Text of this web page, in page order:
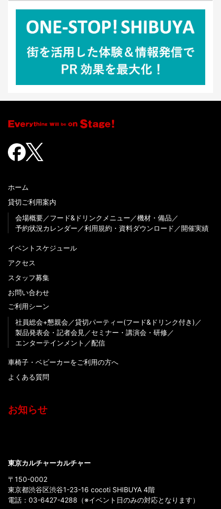
ホーム
貸切ご利用案内
会場概要
フード&ドリンクメニュー
機材・備品
予約状況カレンダー
利用規約・資料ダウンロード 開催実績
イベントスケジュール
アクセス
スタッフ募集
お問い合わせ
ご利用シーン
社員総会+懇親会
貸切パーティー(フード&ドリンク付き)
製品発表会・記者会見
セミナー・講演会・研修
エンターテインメント
配信
車椅子・ベビーカーをご利用の方へ
よくある質問
お知らせ
東京カルチャーカルチャー
〒150-0002
東京都渋谷区渋谷1-23-16 cocoti SHIBUYA 4階
電話： 03-6427-4288 （※イベント日のみの対応となります）